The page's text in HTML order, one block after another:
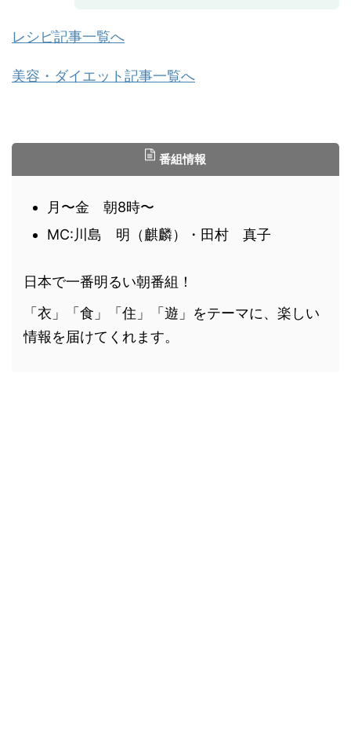
レシピ記事一覧へ
美容・ダイエット記事一覧へ
番組情報
月〜金 朝8時〜
MC:川島 明（麒麟）・田村 真子
日本で一番明るい朝番組！
「衣」「食」「住」「遊」をテーマに、楽しい
情報を届けてくれます。